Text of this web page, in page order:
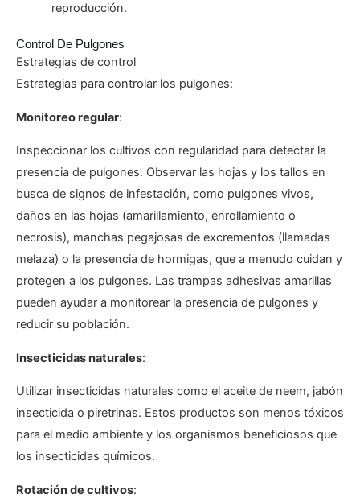
reproducción.
Control De Pulgones
Estrategias de control
Estrategias para controlar los pulgones:
Monitoreo regular:
Inspeccionar los cultivos con regularidad para detectar la
presencia de pulgones. Observar las hojas y los tallos en
busca de signos de infestación, como pulgones vivos,
daños en las hojas (amarillamiento, enrollamiento o
necrosis), manchas pegajosas de excrementos (llamadas
melaza) o la presencia de hormigas, que a menudo cuidan y
protegen a los pulgones. Las trampas adhesivas amarillas
pueden ayudar a monitorear la presencia de pulgones y
reducir su población.
Insecticidas naturales:
Utilizar insecticidas naturales como el aceite de neem, jabón
insecticida o piretrinas. Estos productos son menos tóxicos
para el medio ambiente y los organismos beneficiosos que
los insecticidas químicos.
Rotación de cultivos: